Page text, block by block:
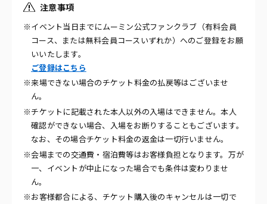
注意事項
※イベント当日までにムーミン公式ファンクラブ（有料会員
コース、または無料会員コースいずれか）へのご登録をお願
いいたします。
ご登録はこちら
※来場できない場合のチケット料金の払戻等はございませ
ん。
※チケットに記載された本人以外の入場はできません。本人
確認ができない場合、入場をお断りすることもございます。
なお、その場合チケット料金の返金は一切行いません。
※会場までの交通費・宿泊費等はお客様負担となります。万が
一、イベントが中止になった場合でも条件は変わりませ
ん。
※お客様都合による、チケット購入後のキャンセルは一切で